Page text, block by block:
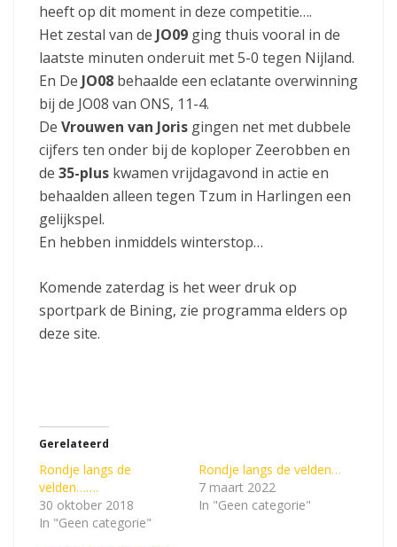
heeft op dit moment in deze competitie….
Het zestal van de JO09 ging thuis vooral in de
laatste minuten onderuit met 5-0 tegen Nijland.
En De JO08 behaalde een eclatante overwinning
bij de JO08 van ONS, 11-4.
De Vrouwen van Joris gingen net met dubbele
cijfers ten onder bij de koploper Zeerobben en
de 35-plus kwamen vrijdagavond in actie en
behaalden alleen tegen Tzum in Harlingen een
gelijkspel.
En hebben inmiddels winterstop…
Komende zaterdag is het weer druk op
sportpark de Bining, zie programma elders op
deze site.
Gerelateerd
Rondje langs de
velden…….
30 oktober 2018
In "Geen categorie"
Rondje langs de velden…
7 maart 2022
In "Geen categorie"